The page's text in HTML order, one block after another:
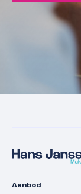
Aanbod